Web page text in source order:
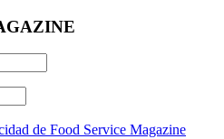
de Food Service Magazine